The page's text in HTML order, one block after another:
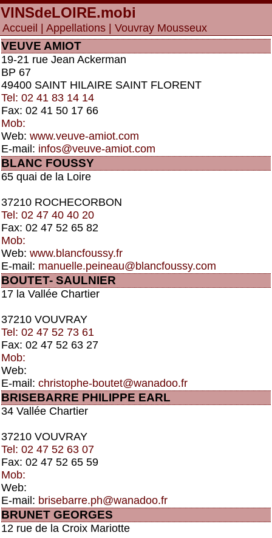
VINSdeLOIRE.mobi
Accueil Appellations | Vouvray Mousseux
VEUVE AMIOT
19-21 rue Jean Ackerman
BP 67
49400 SAINT HILAIRE SAINT FLORENT
Tel: 02 41 83 14 14
Fax: 02 41 50 17 66
Mob:
Web: www.veuve-amiot.com
E-mail: infos@veuve-amiot.com
BLANC FOUSSY
65 quai de la Loire
37210 ROCHECORBON
Tel: 02 47 40 40 20
Fax: 02 47 52 65 82
Mob:
Web: www.blancfoussy.fr
E-mail: manuelle.peineau@blancfoussy.com
BOUTET- SAULNIER
17 la Vallée Chartier
37210 VOUVRAY
Tel: 02 47 52 73 61
Fax: 02 47 52 63 27
Mob:
Web:
E-mail: christophe-boutet@wanadoo.fr
BRISEBARRE PHILIPPE EARL
34 Vallée Chartier
37210 VOUVRAY
Tel: 02 47 52 63 07
Fax: 02 47 52 65 59
Mob:
Web:
E-mail: brisebarre.ph@wanadoo.fr
BRUNET GEORGES
12 rue de la Croix Mariotte